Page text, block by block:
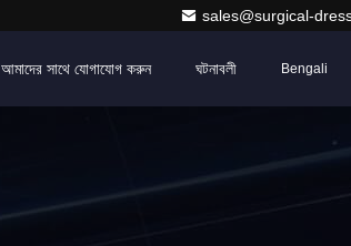
sales@surgical-
আমাদের সাথে যোগাযোগ করুন ঘটনাবলী Bengali